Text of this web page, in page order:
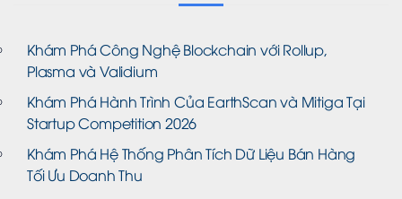
Khám Phá Công Nghệ Blockchain với Rollup,
Plasma và Validium
Khám Phá Hành Trình Của EarthScan và Mitiga Tại
Startup Competition 2026
Khám Phá Hệ Thống Phân Tích Dữ Liệu Bán Hàng
Tối Ưu Doanh Thu